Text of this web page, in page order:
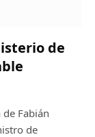
de
Fabián
de